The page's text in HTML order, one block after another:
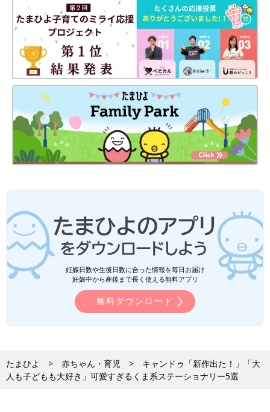
妊娠日数や生後日数に合った情報を毎日お届け
妊娠中から産後まで長く使える無料アプリ
無料ダウンロード
たまひよ 赤ちゃん・育児
キャンドゥ「新作出た！」「大
人も子どもも大好き」可愛すぎるくま系ステーショナリー5選